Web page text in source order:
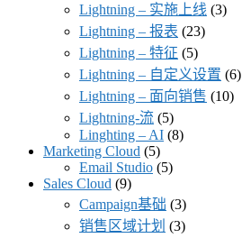
Lightning – 实施上线 (3)
Lightning – 报表 (23)
Lightning – 特征 (5)
Lightning – 自定义设置 (6)
Lightning – 面向销售 (10)
Lightning-流 (5)
Linghting – AI (8)
Marketing Cloud (5)
Email Studio (5)
Sales Cloud (9)
Campaign基础 (3)
销售区域计划 (3)